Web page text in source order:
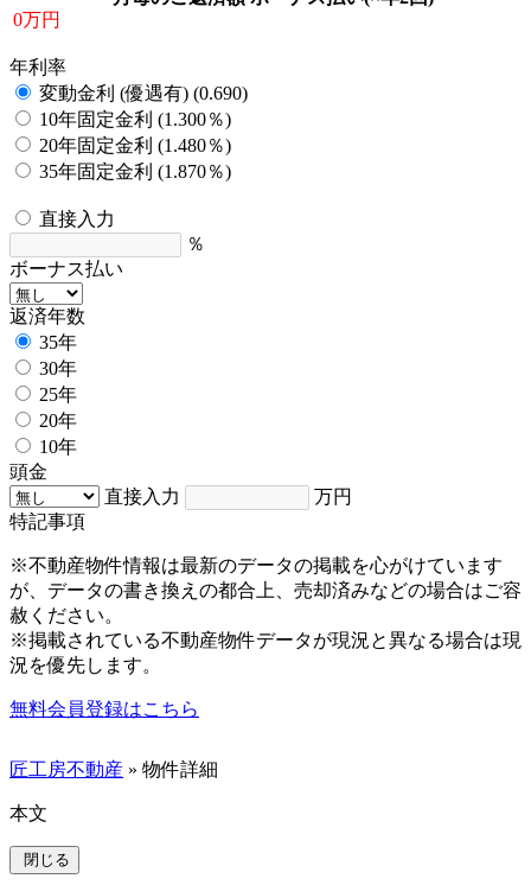
0万円
年利率
変動金利 (優遇有) (0.690)
10年固定金利 (1.300％)
20年固定金利 (1.480％)
35年固定金利 (1.870％)
直接入力
％
ボーナス払い
返済年数
35年
30年
25年
20年
10年
頭金
直接入力
万円
特記事項
※不動産物件情報は最新のデータの掲載を心がけています
が、データの書き換えの都合上、売却済みなどの場合はご容
赦ください。
※掲載されている不動産物件データが現況と異なる場合は現
況を優先します。
無料会員登録はこちら
匠工房不動産 » 物件詳細
本文
閉じる